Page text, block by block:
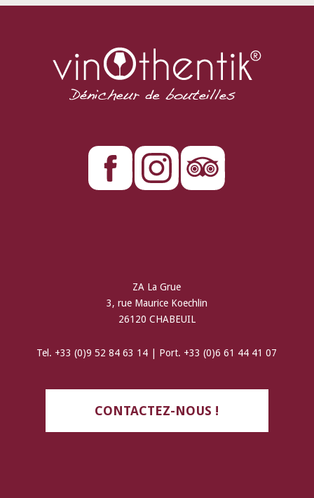
ZA La Grue
3, rue Maurice Koechlin
26120 CHABEUIL
Tel. +33 (0)9 52 84 63 14 | Port. +33 (0)6 61 44 41 07
CONTACTEZ-NOUS !